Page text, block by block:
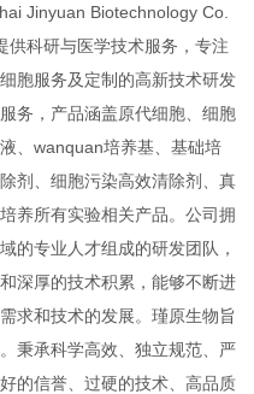
Jinyuan Biotechnology Co.
供科研与医学技术服务，专注
胞服务及定制的高新技术研发
务，产品涵盖原代细胞、细胞
、wanquan培养基、基础培
剂、细胞污染高效清除剂、真
养所有实验相关产品。公司拥
的专业人才组成的研发团队，
深厚的技术积累，能够不断进
求和技术的发展。瑾原生物旨
秉承科学高效、独立规范、严
的信誉、过硬的技术、高品质